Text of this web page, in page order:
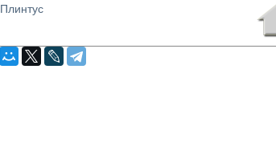
Плинтус